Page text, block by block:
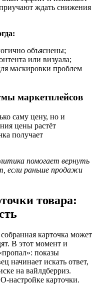
ждать снижения
объяснены;
или визуала;
маскировки проблем
маркетплейсов
саму цену, но и
цены растёт
получает
помогает вернуть
если раньше продажи
товара:
карточка может
В этот момент и
показы
начинает искать ответ,
на вайлдберриз.
настройке карточки.